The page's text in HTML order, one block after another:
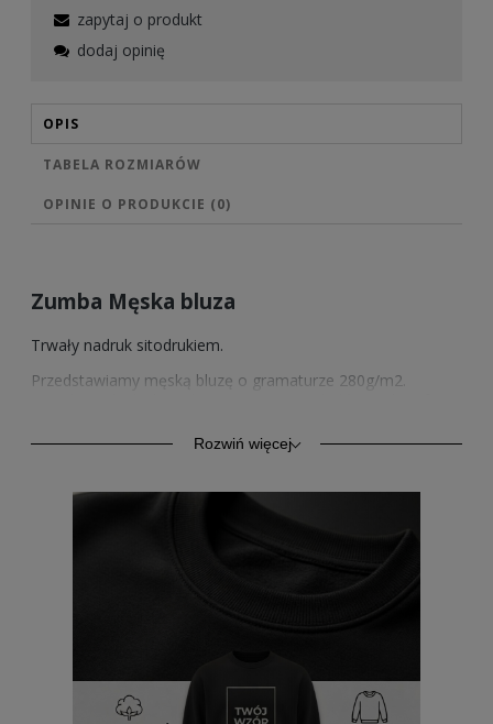
zapytaj o produkt
dodaj opinię
OPIS
TABELA ROZMIARÓW
OPINIE O PRODUKCIE (0)
Zumba Męska bluza
Trwały nadruk sitodrukiem.
Przedstawiamy męską bluzę o gramaturze 280g/m2.
znajduje zastosowanie również jako odzież sportowa.
Sprzedawane przez nas wzory nadruków posiadamy
również w wersji na bluzach z kapturem w 4 kolorach, na
Rozwiń więcej